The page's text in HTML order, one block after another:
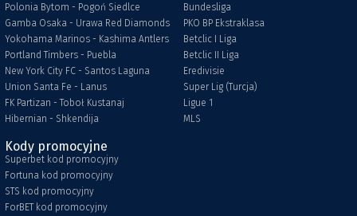
Polonia Bytom - Pogoń Siedlce
Gamba Osaka - Urawa Red Diamonds
Yokohama Marinos - Kashima Antlers
Portland Timbers - Puebla
New York City FC - Santos Laguna
Union Santa Fe - Lanus
FK Partizan - Toboł Kustanaj
Hibernian - Shkendija
Bundesliga
PKO BP Ekstraklasa
Betclic I Liga
Betclic II Liga
Eredivisie
Super Lig (Turcja)
Ligue 1
MLS
Kody promocyjne
Superbet kod promocyjny
Fortuna kod promocyjny
STS kod promocyjny
ForBET kod promocyjny